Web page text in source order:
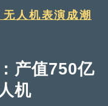
人机表演成潮
产值750亿
机